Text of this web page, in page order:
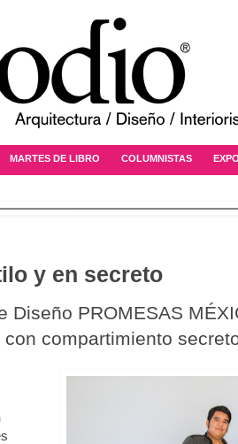
MARTES DE LIBRO COLUMNISTAS
y en secreto
Diseño PROMESAS
con compartimiento